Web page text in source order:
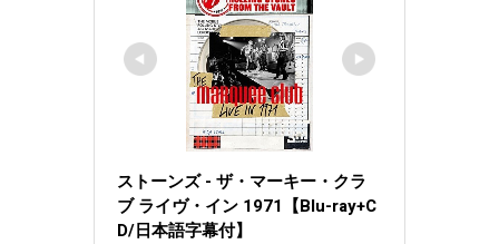
ストーンズ - ザ・マーキー・クラ
ブ ライヴ・イン 1971【Blu-ray+C
D/日本語字幕付】